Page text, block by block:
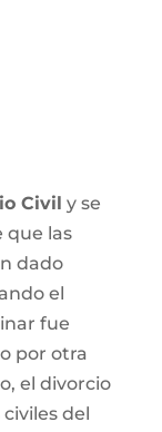
Civil y se
que las
dado
el
fue
por otra
el divorcio
del